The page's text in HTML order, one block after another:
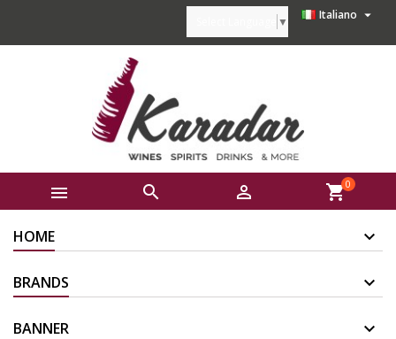
Italiano 
▼
   shopping_cart0
HOME
BRANDS
BANNER